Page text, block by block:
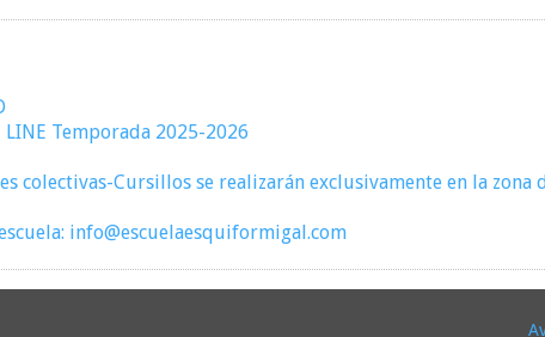
LINE Temporada 2025-2026
colectivas-Cursillos se realizarán exclusivamente en la zona
info@escuelaesquiformigal.com